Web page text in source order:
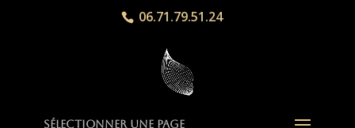
06.71.79.51.24
Sélectionner une page